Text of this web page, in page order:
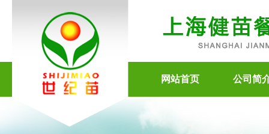
网站首页 公司简